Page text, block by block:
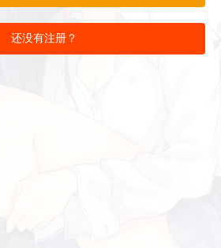
还没有注册？